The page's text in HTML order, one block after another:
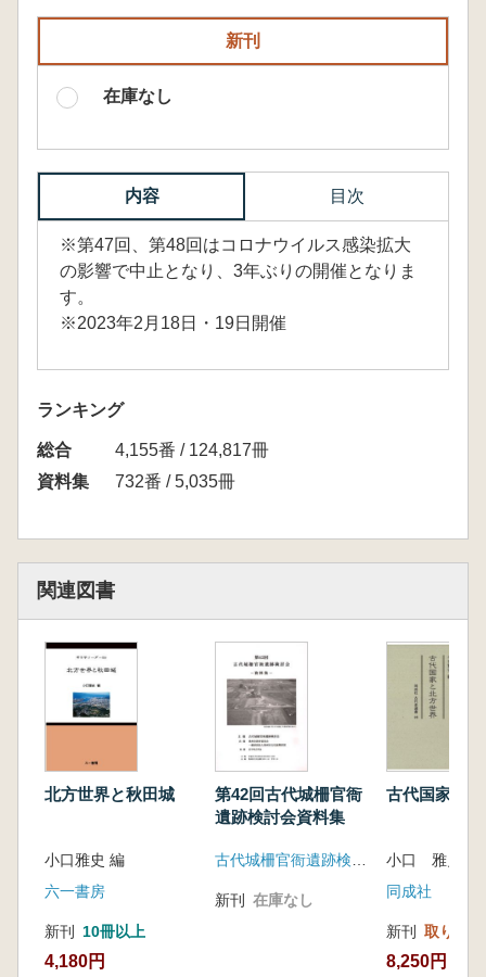
新刊
在庫なし
内容 目次
※第47回、第48回はコロナウイルス感染拡大
の影響で中止となり、3年ぶりの開催となりま
す。
※2023年2月18日・19日開催
ランキング
総合
4,155番 / 124,817冊
資料集
732番 / 5,035冊
関連図書
北方世界と秋田城
小口雅史 編
六一書房
新刊 10冊以上
4,180円
第42回古代城柵官衙
遺跡検討会資料集
古代城柵官衙遺跡検討会
新刊 在庫なし
古代国家と
小口 雅史 編
同成社
新刊 取り寄せ
8,250円